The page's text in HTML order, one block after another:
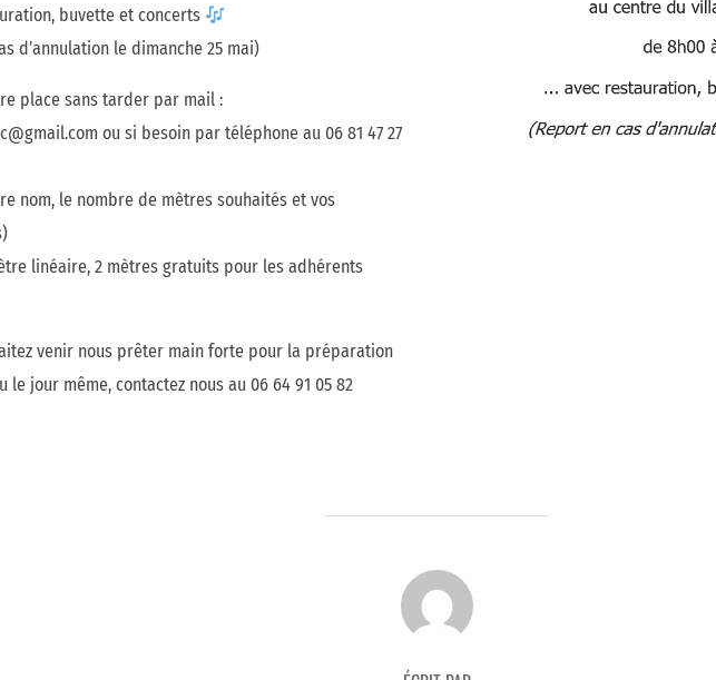
buvette et concerts
d’annulation le dimanche 25 mai)
place sans tarder par mail :
ou si besoin par téléphone au 06 81 47 27
nom, le nombre de mètres souhaités et vos
linéaire, 2 mètres gratuits pour les adhérents
venir nous prêter main forte pour la préparation
le jour même, contactez nous au 06 64 91 05 82
AUTEUR DE LA PUBLICATION